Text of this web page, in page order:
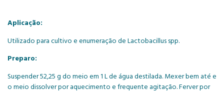
Aplicação:
Utilizado para cultivo e enumeração de Lactobacillus spp.
Preparo:
Suspender 52,25 g do meio em 1 L de água destilada. Mexer bem até e
o meio dissolver por aquecimento e frequente agitação. Ferver por